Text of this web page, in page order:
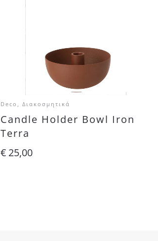
Deco, Διακοσμητικά
Candle Holder Bowl Iron
Terra
€25,00